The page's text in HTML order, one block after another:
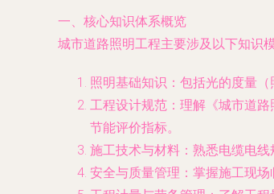
一、核心知识体系概览
城市道路照明工程主要涉及以下知识
照明基础知识 ：包括光的度量
工程设计规范 ：理解《城市道
节能评价指标。
施工技术与材料 ：熟悉电缆电
安全与质量管理 ：掌握施工现